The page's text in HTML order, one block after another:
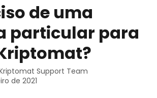
de uma
particular para
Support Team
de 2021